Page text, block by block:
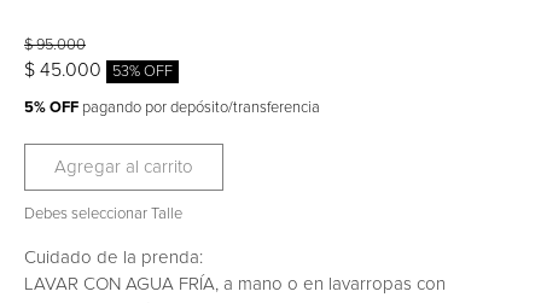
$ 95.000
$ 45.000
53% OFF
5% OFF pagando por depósito/transferencia
Agregar al carrito
Debes seleccionar Talle
Cuidado de la prenda:
LAVAR CON AGUA FRÍA, a mano o en lavarropas con